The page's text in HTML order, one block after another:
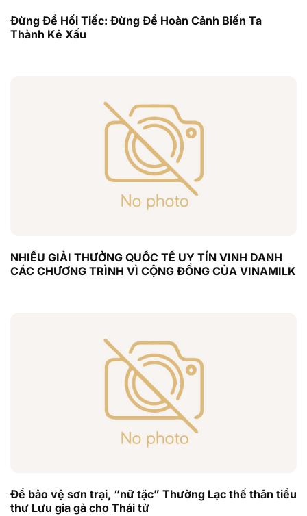
Đừng Để Hối Tiếc: Đừng Để Hoàn Cảnh Biến Ta
Thành Kẻ Xấu
NHIỀU GIẢI THƯỞNG QUỐC TẾ UY TÍN VINH DANH
CÁC CHƯƠNG TRÌNH VÌ CỘNG ĐỒNG CỦA VINAMILK
Để bảo vệ sơn trại, “nữ tặc” Thường Lạc thế thân tiểu
thư Lưu gia gả cho Thái tử